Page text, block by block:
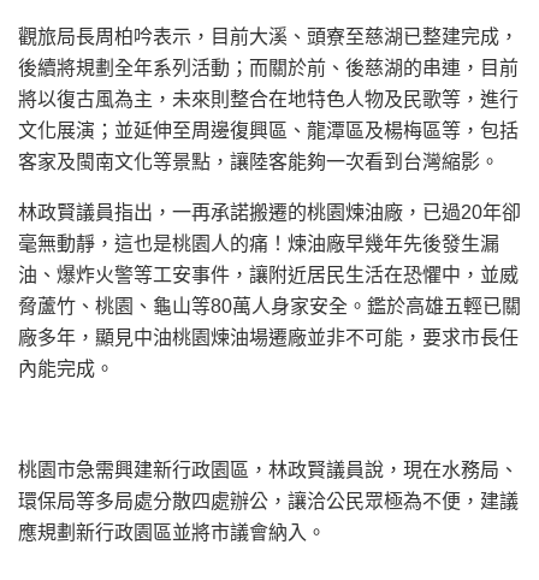
觀旅局長周柏吟表示，目前大溪、頭寮至慈湖已整建完成，
後續將規劃全年系列活動；而關於前、後慈湖的串連，目前
將以復古風為主，未來則整合在地特色人物及民歌等，進行
文化展演；並延伸至周邊復興區、龍潭區及楊梅區等，包括
客家及閩南文化等景點，讓陸客能夠一次看到台灣縮影。
林政賢議員指出，一再承諾搬遷的桃園煉油廠，已過20年卻
毫無動靜，這也是桃園人的痛！煉油廠早幾年先後發生漏
油、爆炸火警等工安事件，讓附近居民生活在恐懼中，並威
脅蘆竹、桃園、龜山等80萬人身家安全。鑑於高雄五輕已關
廠多年，顯見中油桃園煉油場遷廠並非不可能，要求市長任
內能完成。
桃園市急需興建新行政園區，林政賢議員說，現在水務局、
環保局等多局處分散四處辦公，讓洽公民眾極為不便，建議
應規劃新行政園區並將市議會納入。